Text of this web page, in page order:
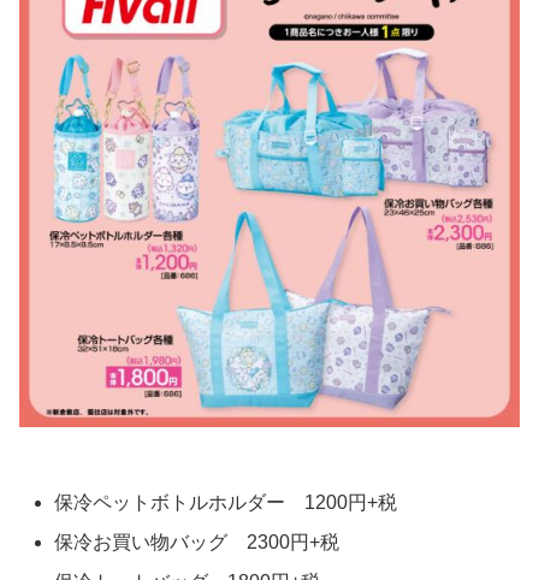
保冷ペットボトルホルダー 1200円+税
保冷お買い物バッグ 2300円+税